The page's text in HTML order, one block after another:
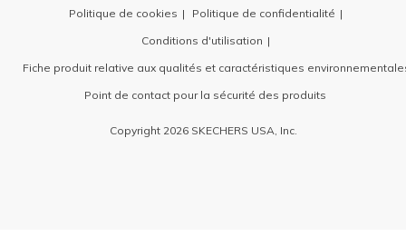
Politique de cookies
Politique de confidentialité
Conditions d'utilisation
Fiche produit relative aux qualités et caractéristiques
Point de contact pour la sécurité des produits
Copyright 2026 SKECHERS USA, Inc.